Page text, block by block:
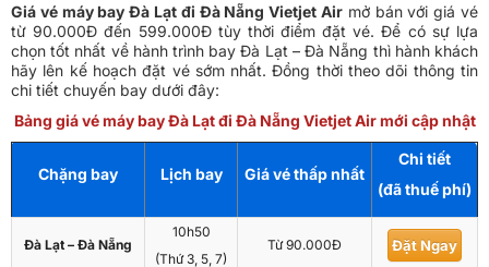
Giá vé máy bay Đà Lạt đi Đà Nẵng Vietjet Air mở bán với giá vé
từ 90.000Đ đến 599.000Đ tùy thời điểm đặt vé. Để có sự lựa
chọn tốt nhất về hành trình bay Đà Lạt – Đà Nẵng thì hành khách
hãy lên kế hoạch đặt vé sớm nhất. Đồng thời theo dõi thông tin
chi tiết chuyến bay dưới đây:
Bảng giá vé máy bay Đà Lạt đi Đà Nẵng Vietjet Air mới cập nhật
Chặng bay Lịch bay Giá vé thấp nhất
Chi tiết
(đã thuế phí)
Đà Lạt – Đà Nẵng
10h50
(Thứ 3, 5, 7)
Từ 90.000Đ Đặt Ngay